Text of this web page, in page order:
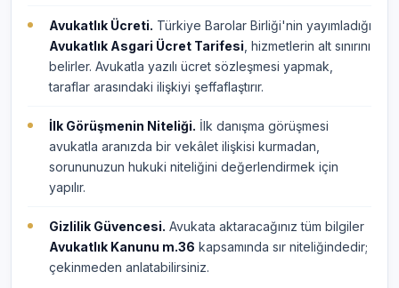
Avukatlık Ücreti. Türkiye Barolar Birliği'nin yayımladığı
Avukatlık Asgari Ücret Tarifesi , hizmetlerin alt sınırını
belirler. Avukatla yazılı ücret sözleşmesi yapmak,
taraflar arasındaki ilişkiyi şeffaflaştırır.
İlk Görüşmenin Niteliği. İlk danışma görüşmesi
avukatla aranızda bir vekâlet ilişkisi kurmadan,
sorununuzun hukuki niteliğini değerlendirmek için
yapılır.
Gizlilik Güvencesi. Avukata aktaracağınız tüm bilgiler
Avukatlık Kanunu m.36 kapsamında sır niteliğindedir;
çekinmeden anlatabilirsiniz.